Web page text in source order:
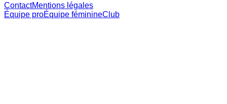
ContactMentions légales
Équipe proÉquipe féminineClub